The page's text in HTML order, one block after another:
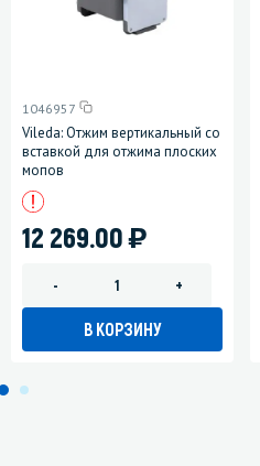
1046957
Vileda: Отжим вертикальный со
вставкой для отжима плоских
мопов
12 269.00)
- +
В КОРЗИНУ